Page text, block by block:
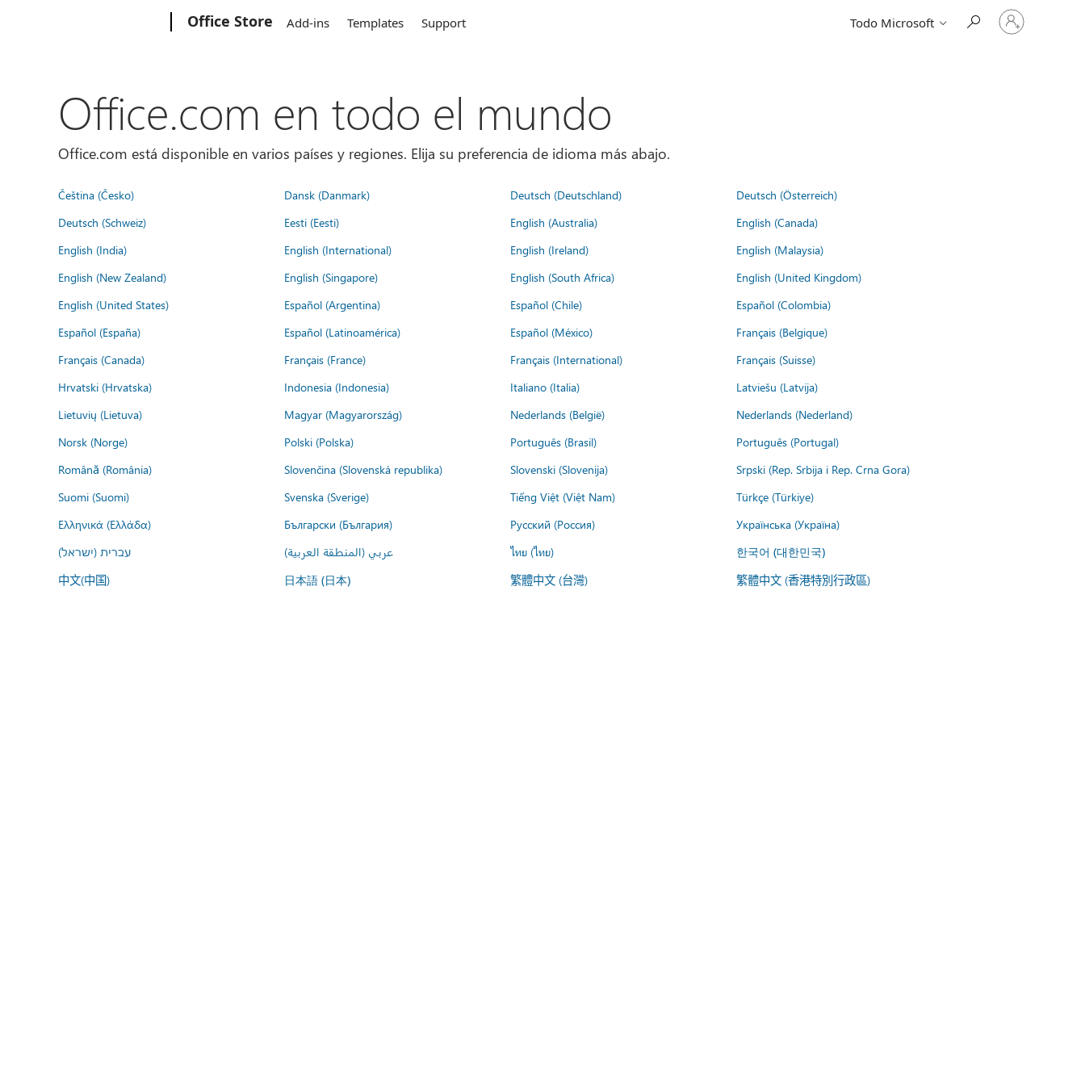
Office Store Add-ins Templates Support Todo Microsoft
Iniciar
sesión
Office.com en todo el mundo
Office.com está disponible en varios países y regiones. Elija su preferencia de idioma más abajo.
Čeština (Česko) Dansk (Danmark) Deutsch (Deutschland)
Deutsch (Österreich)
Deutsch (Schweiz)
Eesti (Eesti) English (Australia)
English (Canada)
English (India)
English (International) English (Ireland)
English (Malaysia)
English (New Zealand)
English (Singapore) English (South Africa)
English (United Kingdom)
English (United States)
Español (Argentina) Español (Chile)
Español (Colombia)
Español (España)
Español (Latinoamérica) Español (México)
Français (Belgique)
Français (Canada)
Français (France) Français (International)
Français (Suisse)
Hrvatski (Hrvatska)
Indonesia (Indonesia) Italiano (Italia)
Latviešu (Latvija)
Lietuvių (Lietuva)
Magyar (Magyarország) Nederlands (België)
Nederlands (Nederland)
Norsk (Norge)
Polski (Polska) Português (Brasil)
Português (Portugal)
Română (România)
Slovenčina (Slovenská republika) Slovenski (Slovenija)
Srpski (Rep. Srbija i Rep. Crna Gora)
Suomi (Suomi)
Svenska (Sverige) Tiếng Việt (Việt Nam)
Türkçe (Türkiye)
Ελληνικά (Ελλάδα)
Български (България) Русский (Россия)
Українська (Україна)
עברית (ישראל)
عربي (المنطقة العربية) ไทย (ไทย) 한국어 (대한민국)
中文(中国) 日本語 (日本) 繁體中文 (台灣) 繁體中文 (香港特別行政區)